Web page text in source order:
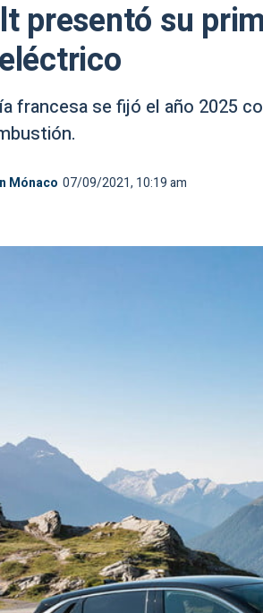
presentó su
francesa se fijó el año 2025
Mónaco 07/09/2021, 10:19 am